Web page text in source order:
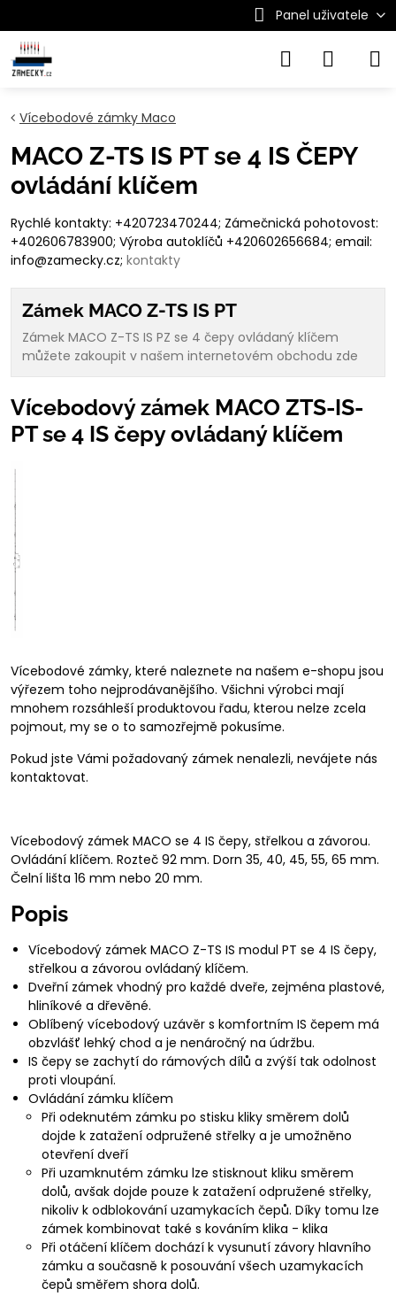
Panel uživatele
Vícebodové zámky Maco
MACO Z-TS IS PT se 4 IS ČEPY
ovládání klíčem
Rychlé kontakty: +420723470244; Zámečnická pohotovost:
+402606783900; Výroba autoklíčů +420602656684; email:
info@zamecky.cz; kontakty
Zámek MACO Z-TS IS PT
Zámek MACO Z-TS IS PZ se 4 čepy ovládaný klíčem
můžete zakoupit v našem internetovém obchodu zde
Vícebodový zámek MACO ZTS-IS-
PT se 4 IS čepy ovládaný klíčem
Vícebodové zámky, které naleznete na našem e-shopu jsou
výřezem toho nejprodávanějšího. Všichni výrobci mají
mnohem rozsáhleší produktovou řadu, kterou nelze zcela
pojmout, my se o to samozřejmě pokusíme.
Pokud jste Vámi požadovaný zámek nenalezli, nevájete nás
kontaktovat.
Vícebodový zámek MACO se 4 IS čepy, střelkou a závorou.
Ovládání klíčem. Rozteč 92 mm. Dorn 35, 40, 45, 55, 65 mm.
Čelní lišta 16 mm nebo 20 mm.
Popis
Vícebodový zámek MACO Z-TS IS modul PT se 4 IS čepy,
střelkou a závorou ovládaný klíčem.
Dveřní zámek vhodný pro každé dveře, zejména plastové,
hliníkové a dřevěné.
Oblíbený vícebodový uzávěr s komfortním IS čepem má
obzvlášť lehký chod a je nenáročný na údržbu.
IS čepy se zachytí do rámových dílů a zvýší tak odolnost
proti vloupání.
Ovládání zámku klíčem
Při odeknutém zámku po stisku kliky směrem dolů
dojde k zatažení odpružené střelky a je umožněno
otevření dveří
Při uzamknutém zámku lze stisknout kliku směrem
dolů, avšak dojde pouze k zatažení odpružené střelky,
nikoliv k odblokování uzamykacích čepů. Díky tomu lze
zámek kombinovat také s kováním klika - klika
Při otáčení klíčem dochází k vysunutí závory hlavního
zámku a současně k posouvání všech uzamykacích
čepů směřem shora dolů.